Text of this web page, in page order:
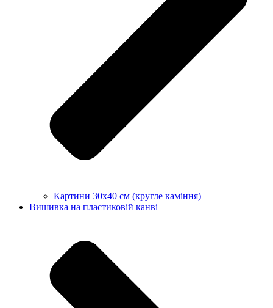
Картини 30х40 см (кругле каміння)
Вишивка на пластиковій канві